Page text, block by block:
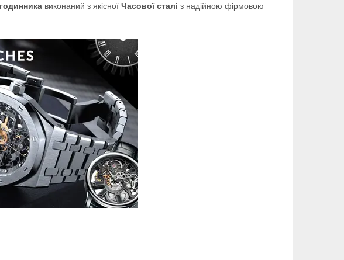
виконаний з якісної Часової сталі з надійною фірмовою